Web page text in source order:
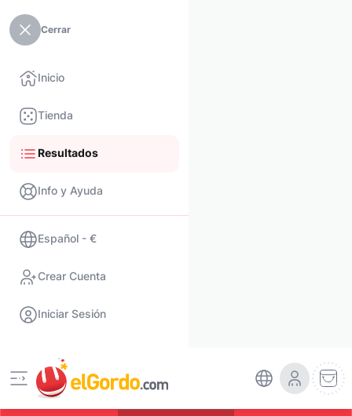
Cerrar
Inicio
Tienda
Resultados
Info y Ayuda
Español - €
Crear Cuenta
Iniciar Sesión